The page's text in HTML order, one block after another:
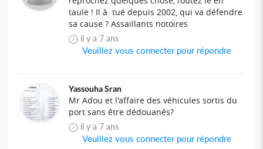
taule ! Il à tué depuis 2002, qui va défendre
sa cause ? Assaillants notoires
il y a 7 ans
Veuillez vous connecter pour répondre
Yassouha Sran
Mr Adou et l'affaire des véhicules sortis du
port sans être dédouanés?
il y a 7 ans
Veuillez vous connecter pour répondre